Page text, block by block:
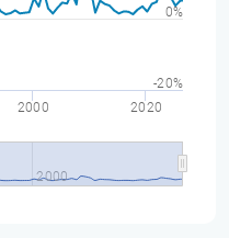
2000 2020
2000
-20%
0%